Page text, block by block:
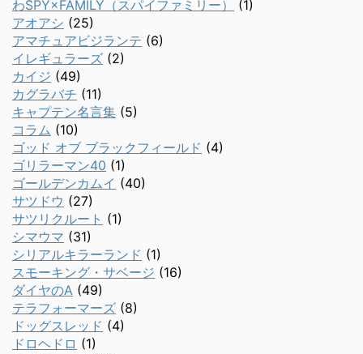
わSPY×FAMILY（スパイファミリー）
(1)
アオアシ (25)
アマチュアビジランテ (6)
イレギュラーズ (2)
カイジ (49)
カグラバチ (11)
キャプテン名言集 (5)
コラム (10)
ゴッド オブ ブラックフィールド (4)
ゴリラーマン40 (1)
ゴールデンカムイ (40)
サツドウ (27)
サツリクルート (1)
シマウマ (31)
シリアルキラーランド (1)
スモーキング・サベージ (16)
ダイヤのA (49)
テラフォーマーズ (8)
ドッグスレッド (4)
ドロヘドロ (1)